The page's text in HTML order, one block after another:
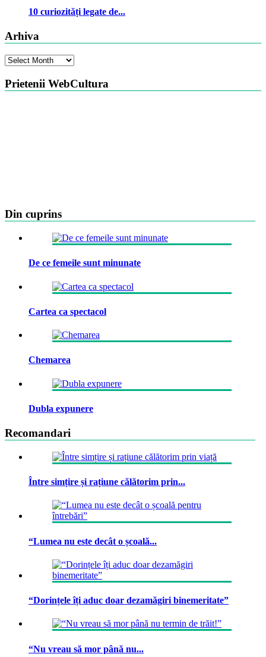
10 curiozități legate de...
Arhiva
Arhiva
Prietenii WebCultura
Din cuprins
De ce femeile sunt minunate
Cartea ca spectacol
Chemarea
Dubla expunere
Recomandari
Între simțire și rațiune călătorim prin...
“Lumea nu este decât o școală...
“Dorințele îți aduc doar dezamăgiri binemeritate”
“Nu vreau să mor până nu...